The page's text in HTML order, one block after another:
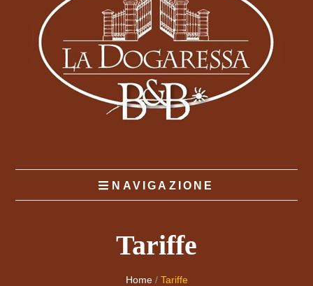
Bed and
Breakfast la
Dogaressa
NAVIGAZIONE
Tariffe
Home / Tariffe